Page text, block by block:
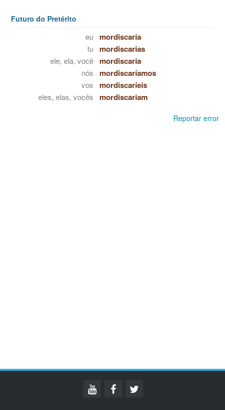
Futuro do Pretérito
eu mordiscaria
tu mordiscarias
ele, ela, você mordiscaria
nós mordiscaríamos
vos mordiscaríeis
eles, elas, vocês mordiscariam
Reportar error